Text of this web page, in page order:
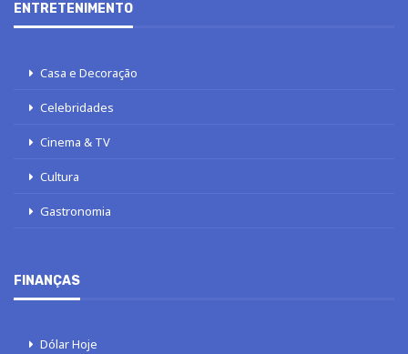
ENTRETENIMENTO
Casa e Decoração
Celebridades
Cinema & TV
Cultura
Gastronomia
FINANÇAS
Dólar Hoje